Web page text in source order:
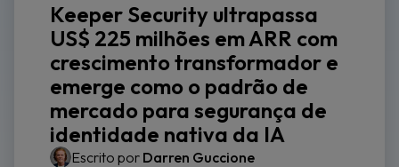
Keeper Security ultrapassa
US$ 225 milhões em ARR com
crescimento transformador e
emerge como o padrão de
mercado para segurança de
identidade nativa da IA
Escrito por Darren Guccione